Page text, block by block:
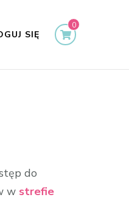
SIĘ
0
do
w strefie